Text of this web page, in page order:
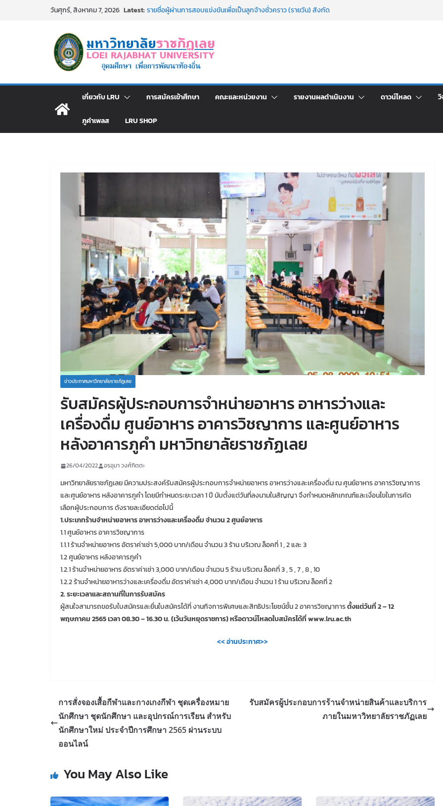
วันศุกร์, สิงหาคม 7, 2026 Latest:รายชื่อผู้ผ่านการสอบแข่งขันเพื่อเป็นลูกจ้างชั่วคราว (รายวัน) สังกัด
สังกัดมหาวิทยาลัยราชภัฏเลย ครั้งที่ 2/2569
อธิการบดี มรภ.เลย ร่วมประชุมชี้แจงกับคณะอนุกรรมาธิการ ประจำ
ปีงบประมาณ พ.ศ. 2570
ประกาศผู้ชนะการเสนอราคา จ้างทำปกปริญญาบัตร จำนวน ๑,๙๗๒ ชุด
ม.ราชภัฏเลย จัดกิจกรรมจิตอาสาบำเพ็ญสาธารณประโยชน์ และบำเพ็ญ
สาธารณกุศล 69
เกี่ยวกับ LRU การสมัครเข้าศึกษา คณะและหน่วยงาน รายงานผลดำเนินงาน ดาวน์โหลด
ภูคำเพลส LRU SHOP
ข่าวประกาศมหาวิทยาลัยราชภัฏเลย
รับสมัครผู้ประกอบการจำหน่ายอาหาร อาหารว่างและ
เครื่องดื่ม ศูนย์อาหาร อาคารวิชญาการ และศูนย์อาหาร
หลังอาคารภูคำ มหาวิทยาลัยราชภัฏเลย
26/04/2022 อรอุมา วงศ์กิตตะ
มหาวิทยาลัยราชภัฏเลย มีความประสงค์รับสมัครผู้ประกอบการจำหน่ายอาหาร อาหารว่างและเครื่องดื่ม ณ ศูนย์อาหาร อาคารวิชญาการ
และศูนย์อาหาร หลังอาคารภูคำ โดยมีกำหนดระยะเวลา 1 ปี นับตั้งแต่วันที่ลงนามในสัญญา จึงกำหนดหลักเกณฑ์และเงื่อนไขในการคัด
เลือกผู้ประกอบการ ดังรายละเอียดต่อไปนี้
1.ประเภทร้านจำหน่ายอาหาร อาหารว่างและเครื่องดื่ม จำนวน 2 ศูนย์อาหาร
1.1 ศูนย์อาหาร อาคารวิชญาการ
1.1.1 ร้านจำหน่ายอาหาร อัตราค่าเช่า 5,000 บาท/เดือน จำนวน 3 ร้าน บริเวณ ล็อคที่ 1 , 2 และ 3
1.2 ศูนย์อาหาร หลังอาคารภูคำ
1.2.1 ร้านจำหน่ายอาหาร อัตราค่าเช่า 3,000 บาท/เดือน จำนวน 5 ร้าน บริเวณ ล็อคที่ 3 , 5 , 7 , 8 , 10
1.2.2 ร้านจำหน่ายอาหารว่างและเครื่องดื่ม อัตราค่าเช่า 4,000 บาท/เดือน จำนวน 1 ร้าน บริเวณ ล็อคที่ 2
2. ระยะเวลาและสถานที่ในการรับสมัคร
ผู้สนใจสามารถขอรับใบสมัครและยื่นใบสมัครได้ที่ งานกิจการพิเศษและสิทธิประโยชน์ชั้น 2 อาคารวิชญาการตั้งแต่วันที่ 2 – 12
พฤษภาคม 2565 เวลา 08.30 – 16.30 น. (เว้นวันหยุดราชการ) หรือดาวน์โหลดใบสมัครได้ที่ www.lru.ac.th
<< อ่านประกาศ>>
การสั่งจองเสื้อกีฬาและกางเกงกีฬา ชุดเครื่องหมาย
นักศึกษา ชุดนักศึกษา และอุปกรณ์การเรียน สำหรับ
นักศึกษาใหม่ ประจำปีการศึกษา 2565 ผ่านระบบ
ออนไลน์
รับสมัครผู้ประกอบการร้านจำหน่ายสินค้าและบริการ
ภายในมหาวิทยาลัยราชภัฏเลย
You May Also Like